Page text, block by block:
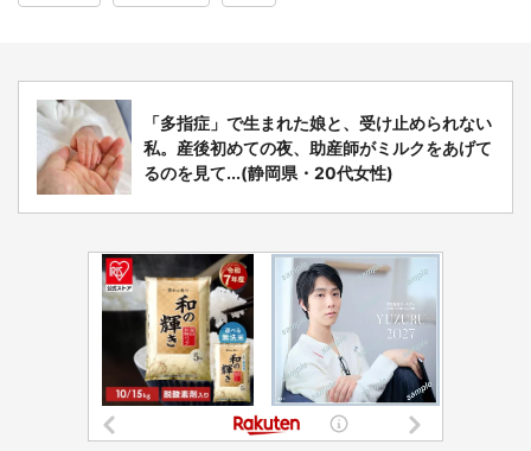
「多指症」で生まれた娘と、受け止められない
私。産後初めての夜、助産師がミルクをあげて
るのを見て...(静岡県・20代女性)